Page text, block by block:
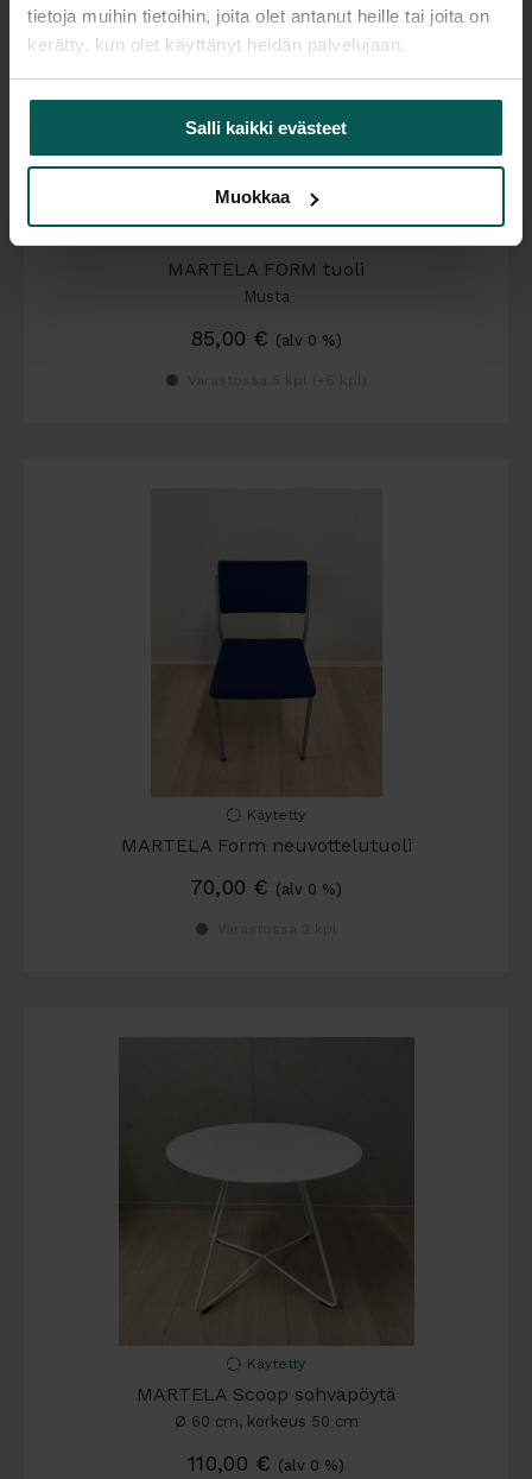
tietoja muihin tietoihin, joita olet antanut heille tai joita on
kerätty, kun olet käyttänyt heidän palvelujaan.
Salli kaikki evästeet
Muokkaa
MARTELA FORM tuoli
Musta
85,00 € (alv 0 %)
Käytetty
MARTELA Form neuvottelutuoli
70,00 € (alv 0 %)
Käytetty
MARTELA Scoop sohvapöytä
Ø 60 cm, korkeus 50 cm
110,00 € (alv 0 %)